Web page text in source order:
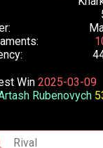
Win 2025-03-09
Rubenovych